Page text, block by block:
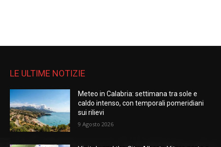
LE ULTIME NOTIZIE
Meteo in Calabria: settimana tra sole e
caldo intenso, con temporali pomeridiani
sui rilievi
9 Agosto 2026